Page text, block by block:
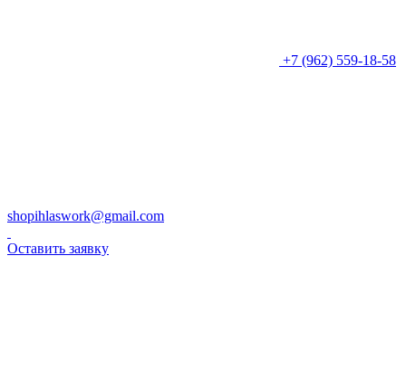
+7 (962) 559-18-58
shopihlaswork@gmail.com
Оставить заявку